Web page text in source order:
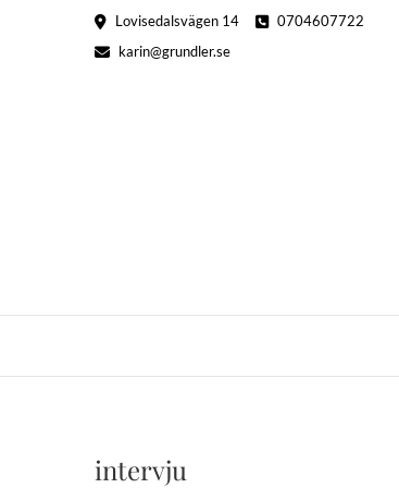
Lovisedalsvägen 14
0704607722
karin@grundler.se
intervju